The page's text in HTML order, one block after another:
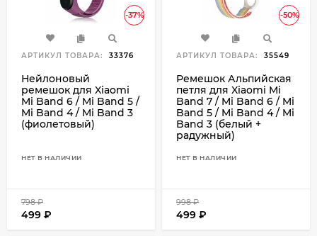
-37%
АРТИКУЛ ТОВАРА: 33376
Нейлоновый
ремешок для Xiaomi
Mi Band 6 / Mi Band 5 /
Mi Band 4 / Mi Band 3
(фиолетовый)
НЕТ В НАЛИЧИИ
798₽
499 ₽
-50%
АРТИКУЛ ТОВАРА: 35549
Ремешок Альпийская
петля для Xiaomi Mi
Band 7 / Mi Band 6 / Mi
Band 5 / Mi Band 4 / Mi
Band 3 (белый +
радужный)
НЕТ В НАЛИЧИИ
998₽
499 ₽